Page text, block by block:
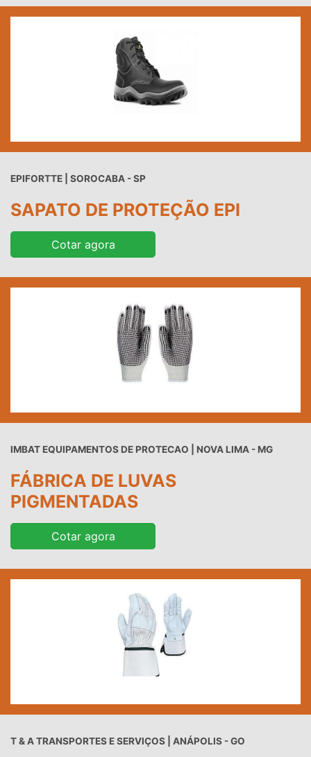
EPIFORTTE | SOROCABA - SP
SAPATO DE PROTEÇÃO EPI
Cotar agora
IMBAT EQUIPAMENTOS DE PROTECAO | NOVA LIMA - MG
FÁBRICA DE LUVAS
PIGMENTADAS
Cotar agora
T & A TRANSPORTES E SERVIÇOS | ANÁPOLIS - GO